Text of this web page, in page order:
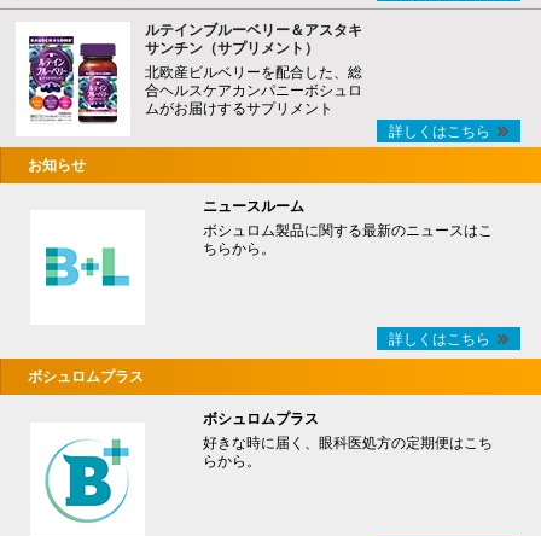
ルテインブルーベリー＆アスタキ
サンチン（サプリメント）
北欧産ビルベリーを配合した、総
合ヘルスケアカンパニーボシュロ
ムがお届けするサプリメント
詳しくはこちら
お知らせ
ニュースルーム
ボシュロム製品に関する最新のニュースはこ
ちらから。
詳しくはこちら
ボシュロムプラス
ボシュロムプラス
好きな時に届く、眼科医処方の定期便はこち
らから。